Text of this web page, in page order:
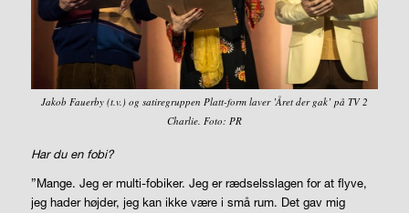
Jakob Fauerby (t.v.) og satiregruppen Platt-form laver ’Året der gak’ på TV 2
Charlie. Foto: PR
Har du en fobi?
”Mange. Jeg er multi-fobiker. Jeg er rædselsslagen for at flyve,
jeg hader højder, jeg kan ikke være i små rum. Det gav mig